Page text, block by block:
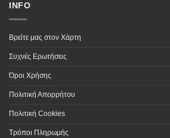
INFO
Βρείτε μας στον Χάρτη
Συχνές Ερωτήσεις
Όροι Χρήσης
Πολιτική Απορρήτου
Πολιτική Cookies
Τρόποι Πληρωμής